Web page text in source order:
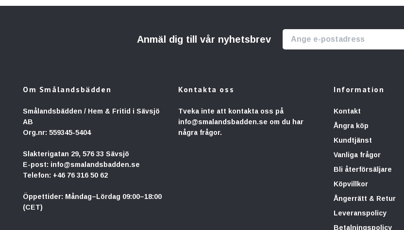
Anmäl dig till vår nyhetsbrev
Om Smålandsbädden
Smålandsbädden / Hem & Fritid i Sävsjö
AB
Org.nr: 559345-5404
Slakterigatan 29, 576 33 Sävsjö
E-post: info@smalandsbadden.se
Telefon: +46 76 316 50 62
Öppettider: Måndag–Lördag 09:00–18:00
(CET)
Kontakta oss
Tveka inte att kontakta oss på
info@smalandsbadden.se om du har
några frågor.
Information
Kontakt
Ångra köp
Kundtjänst
Vanliga frågor
Bli återförsäljare
Köpvillkor
Ångerrätt & Retur
Leveranspolicy
Betalningspolicy